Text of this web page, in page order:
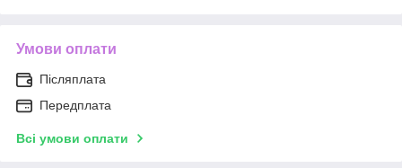
Умови оплати
Післяплата
Передплата
Всі умови оплати